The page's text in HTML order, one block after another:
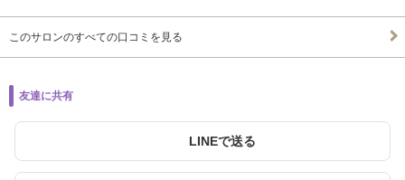
このサロンのすべての口コミを見る
友達に共有
LINEで送る